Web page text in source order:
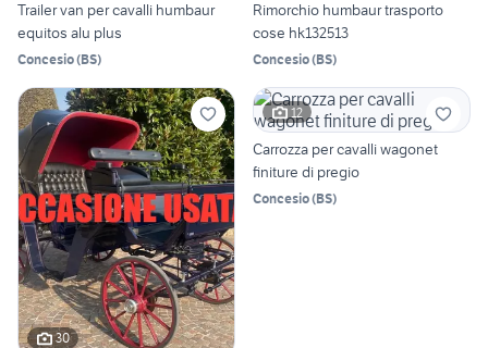
Trailer van per cavalli humbaur
equitos alu plus
Concesio(BS)
Rimorchio humbaur trasporto
cose hk132513
Concesio(BS)
30
12
Carrozza per cavalli wagonet
finiture di pregio
Concesio(BS)